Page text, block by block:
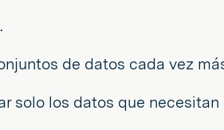
de datos cada vez
solo los datos que necesitan